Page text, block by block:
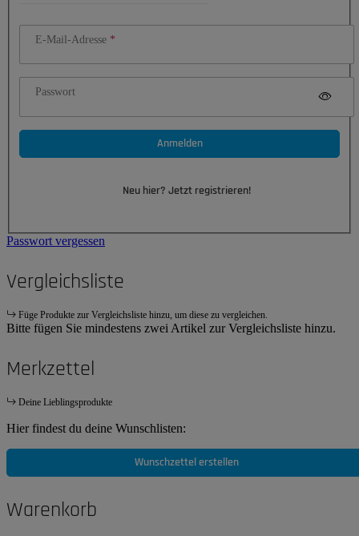
E-Mail-Adresse
Passwort
Anmelden
Neu hier? Jetzt registrieren!
Passwort vergessen
Vergleichsliste
Füge Produkte zur Vergleichsliste hinzu, um diese zu vergleichen.
Bitte fügen Sie mindestens zwei Artikel zur Vergleichsliste hinzu.
Merkzettel
Deine Lieblingsprodukte
Hier findest du deine Wunschlisten:
Wunschzettel erstellen
Warenkorb